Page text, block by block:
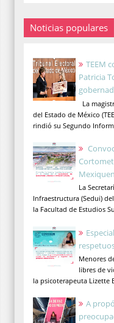
Noticias populares
TEEM
Patricia
La
del Estado de México
rindió su Segundo
La
Infraestructura (Sedui)
la Facultad de Estudios
Menores
libres de
la psicoterapeuta Lizette
A